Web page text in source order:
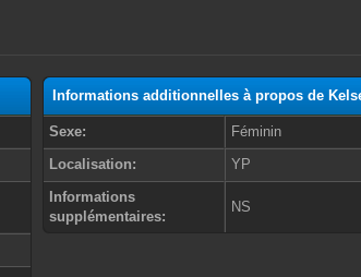
Informations additionnelles à propos de
Sexe:
Féminin
Localisation:
YP
Informations
supplémentaires:
NS